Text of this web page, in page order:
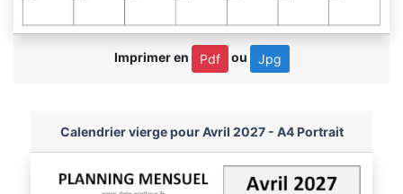
Imprimer en Pdf ou Jpg
Calendrier vierge pour Avril 2027 - A4 Portrait